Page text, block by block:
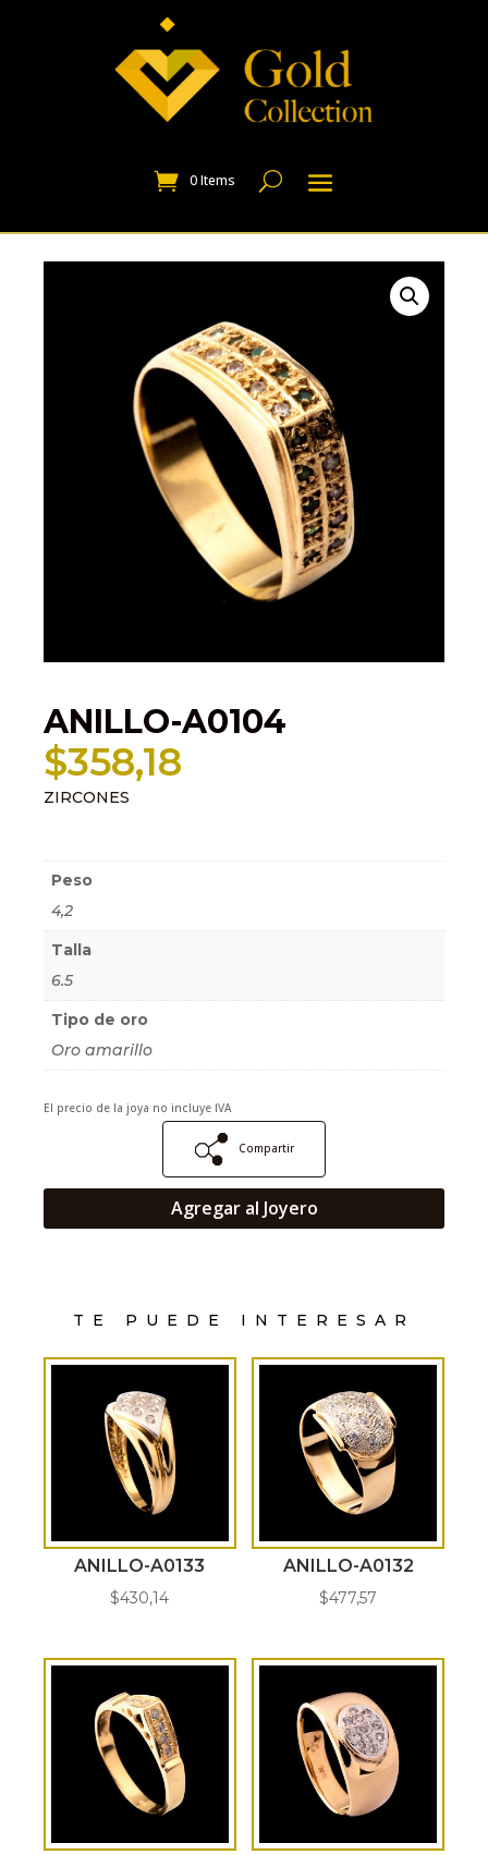
0 Items
ANILLO-A0104
$358,18
ZIRCONES
Peso
4,2
Talla
6.5
Tipo de oro
Oro amarillo
El precio de la joya no incluye IVA
Compartir
Agregar al Joyero
TE PUEDE INTERESAR
ANILLO-A0133
$430,14
ANILLO-A0132
$477,57